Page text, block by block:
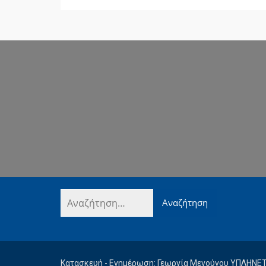
Κατασκευή - Ενημέρωση: Γεωργία Μενούνου